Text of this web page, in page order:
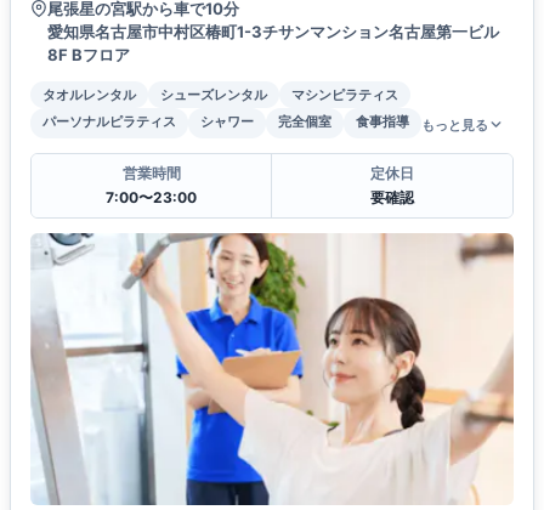
尾張星の宮駅から車で10分
愛知県名古屋市中村区椿町1-3チサンマンション名古屋第一ビル
8F Bフロア
タオルレンタル シューズレンタル
マシンピラティス
パーソナルピラティス
シャワー 完全個室 食事指導 もっと見る
営業時間
7:00〜23:00
定休日
要確認